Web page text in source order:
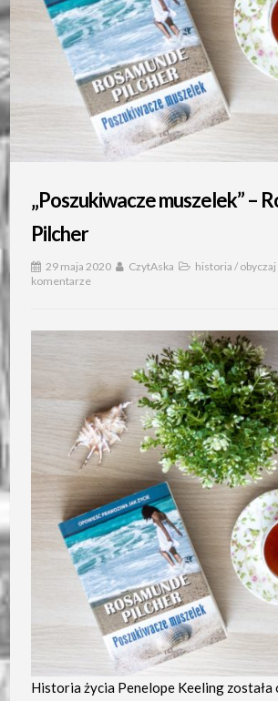
„Poszukiwacze muszelek” –
Pilcher
29 maja 2020 CzytAska historia /obyczaj
komentarze
Historia życia Penelope Keeling została